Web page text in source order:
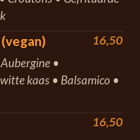
16,50
•
kaas • Balsamico •
16,50